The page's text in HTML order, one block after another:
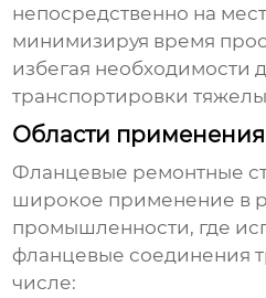
непосредственно на
минимизируя время
избегая необходимости
транспортировки
Области применения
Фланцевые ремонтные
широкое применение в
промышленности, где
фланцевые соединения
числе: